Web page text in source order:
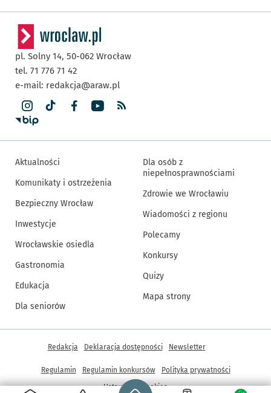
Strona główna - wroclaw.pl
pl. Solny 14, 50-062 Wrocław
tel. 71 776 71 42
e-mail: redakcja@araw.pl
Aktualności
Komunikaty i ostrzeżenia
Bezpieczny Wrocław
Inwestycje
Wrocławskie osiedla
Gastronomia
Edukacja
Dla seniorów
Dla osób z
niepełnosprawnościami
Zdrowie we Wrocławiu
Wiadomości z regionu
Polecamy
Konkursy
Quizy
Mapa strony
Inne informacje
Redakcja Deklaracja dostępności Newsletter
Regulamin Regulamin konkursów
Polityka prywatności
Ustawienia cookies